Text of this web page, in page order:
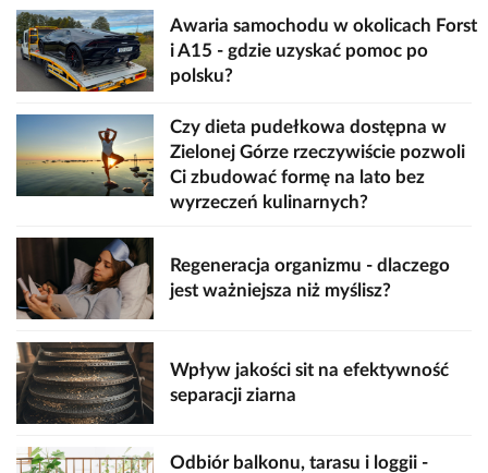
Awaria samochodu w okolicach Forst
i A15 - gdzie uzyskać pomoc po
polsku?
Czy dieta pudełkowa dostępna w
Zielonej Górze rzeczywiście pozwoli
Ci zbudować formę na lato bez
wyrzeczeń kulinarnych?
Regeneracja organizmu - dlaczego
jest ważniejsza niż myślisz?
Wpływ jakości sit na efektywność
separacji ziarna
Odbiór balkonu, tarasu i loggii -